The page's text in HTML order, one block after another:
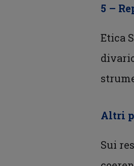
5 –
Etica
Altri
Sui